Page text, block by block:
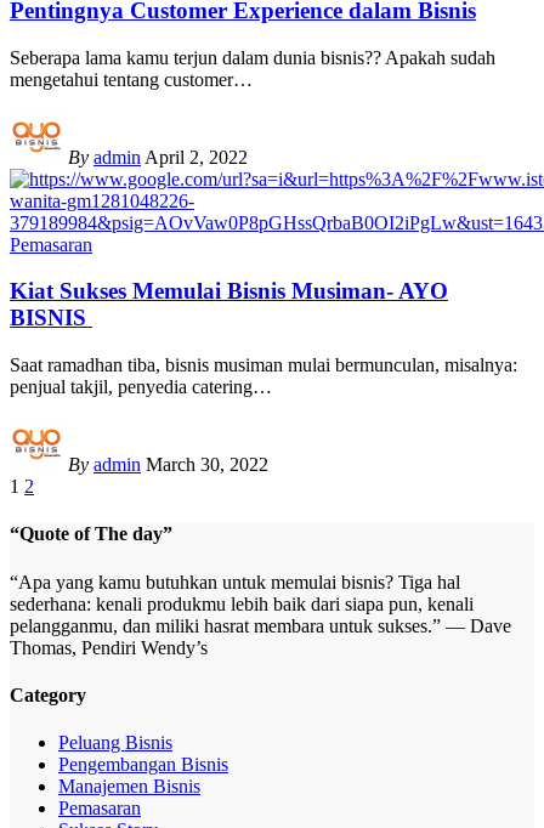
Pentingnya Customer Experience dalam Bisnis
Seberapa lama kamu terjun dalam dunia bisnis?? Apakah sudah
mengetahui tentang customer…
By admin April 2, 2022
Pemasaran
Kiat Sukses Memulai Bisnis Musiman- AYO
BISNIS
Saat ramadhan tiba, bisnis musiman mulai bermunculan, misalnya:
penjual takjil, penyedia catering…
By admin March 30, 2022
1 2
“Quote of The day”
“Apa yang kamu butuhkan untuk memulai bisnis? Tiga hal
sederhana: kenali produkmu lebih baik dari siapa pun, kenali
pelangganmu, dan miliki hasrat membara untuk sukses.” — Dave
Thomas, Pendiri Wendy’s
Category
Peluang Bisnis
Pengembangan Bisnis
Manajemen Bisnis
Pemasaran